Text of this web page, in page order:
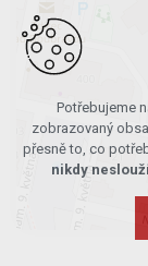
Potřebujeme
zobrazovaný
přesně to, co
nikdy